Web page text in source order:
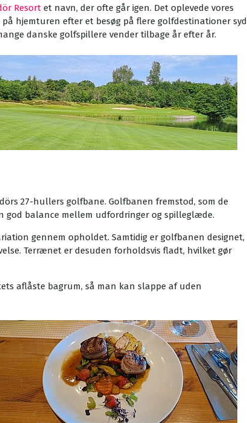
Resort et navn, der ofte går igen. Det oplevede vores
hjemturen efter et besøg på flere golfdestinationer syd
danske golfspillere vender tilbage år efter år.
27-hullers golfbane. Golfbanen fremstod, som de
god balance mellem udfordringer og spilleglæde.
gennem opholdet. Samtidig er golfbanen designet,
Terrænet er desuden forholdsvis fladt, hvilket gør
aflåste bagrum, så man kan slappe af uden